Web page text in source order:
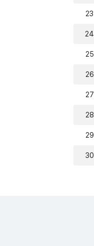
23
24
25
26
27
28
29
30